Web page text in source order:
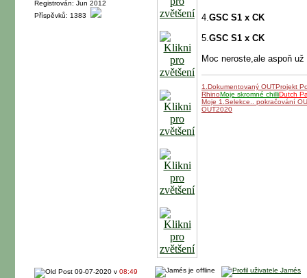
Registrován: Jun 2012
Příspěvků: 1383
4.GSC S1 x CK
5.GSC S1 x CK
Moc neroste,ale aspoň
1.Dokumentovaný OUTProjekt
RhinoMoje skromné chilliDutch
Moje 1.Selekce.. pokračování
OUT2020
09-07-2020 v 08:49